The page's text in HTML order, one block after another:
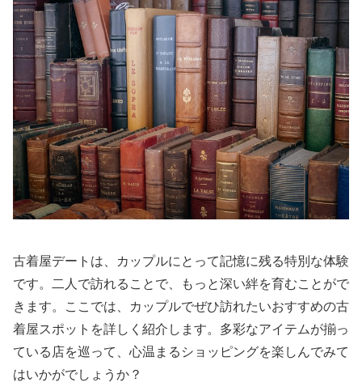
古着屋デートは、カップルにとって記憶に残る特別な体験
です。二人で訪れることで、もっと深い絆を育むことがで
きます。ここでは、カップルでぜひ訪れたいおすすめの古
着屋スポットを詳しく紹介します。多彩なアイテムが揃っ
ている店を巡って、心温まるショッピングを楽しんでみて
はいかがでしょうか？